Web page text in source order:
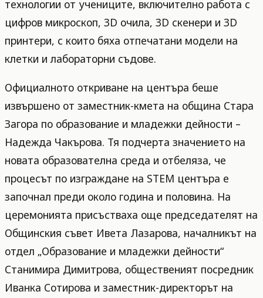
технологии от учениците, включително работа с
цифров микроскоп, 3D очила, 3D скенери и 3D
принтери, с които бяха отпечатани модели на
клетки и лабораторни съдове.
Официалното откриване на центъра беше
извършено от заместник-кмета на община Стара
Загора по образование и младежки дейности –
Надежда Чакърова. Тя подчерта значението на
новата образователна среда и отбеляза, че
процесът по изграждане на STEM центъра е
започнал преди около година и половина. На
церемонията присъстваха още председателят на
Общинския съвет Ивета Лазарова, началникът на
отдел „Образование и младежки дейности“
Станимира Димитрова, общественият посредник
Иванка Сотирова и заместник-директорът на